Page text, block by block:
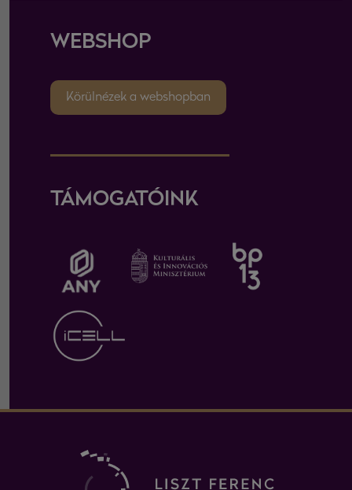
WEBSHOP
Körülnézek a webshopban
TÁMOGATÓINK